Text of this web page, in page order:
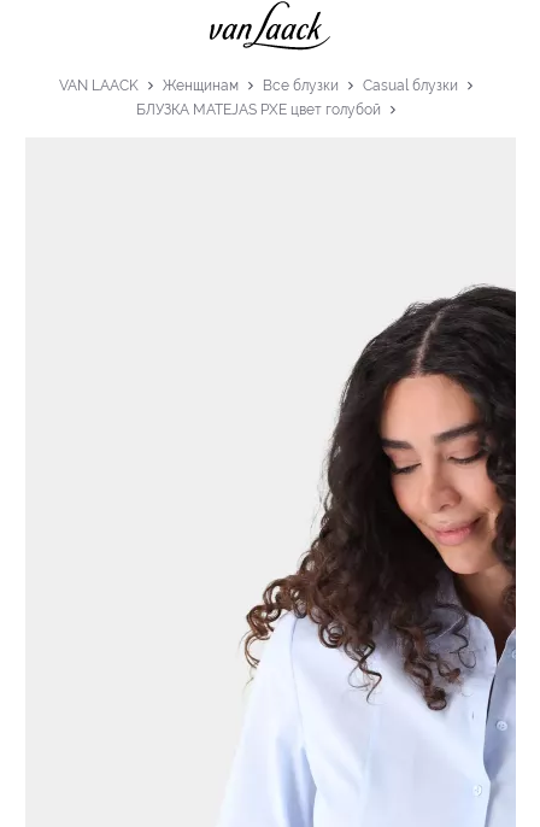
VAN LAACK Женщинам Все блузки
Casual блузки
БЛУЗКА MATEJAS PXE цвет голубой